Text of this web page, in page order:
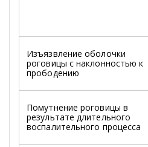
Изъязвление оболочки
роговицы с наклонностью к
прободению
Помутнение роговицы в
результате длительного
воспалительного процесса